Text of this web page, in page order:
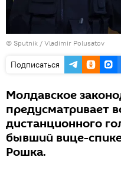
© Sputnik / Vladimir Polusatov
Подписаться
Молдавское
предусматривает
дистанционного
бывший вице-
Рошка.